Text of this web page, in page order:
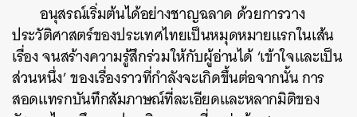
อนุสรณ์เริ่มต้นได้อย่างชาญฉลาด ด้วยการวาง
ประวัติศาสตร์ของประเทศไทยเป็นหมุดหมายแรกในเส้น
เรื่อง จนสร้างความรู้สึกร่วมให้กับผู้อ่านได้ ‘เข้าใจและเป็น
ส่วนหนึ่ง’ ของเรื่องราวที่กำลังจะเกิดขึ้นต่อจากนั้น การ
สอดแทรกบันทึกสัมภาษณ์ที่ละเอียดและหลากมิติของ